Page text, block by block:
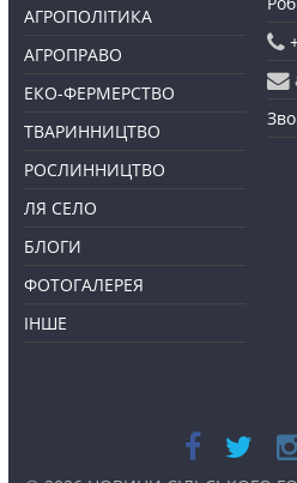
АГРОПОЛІТИКА
АГРОПРАВО
ЕКО-ФЕРМЕРСТВО
ТВАРИННИЦТВО
РОСЛИННИЦТВО
ЛЯ СЕЛО
БЛОГИ
ФОТОГАЛЕРЕЯ
ІНШЕ